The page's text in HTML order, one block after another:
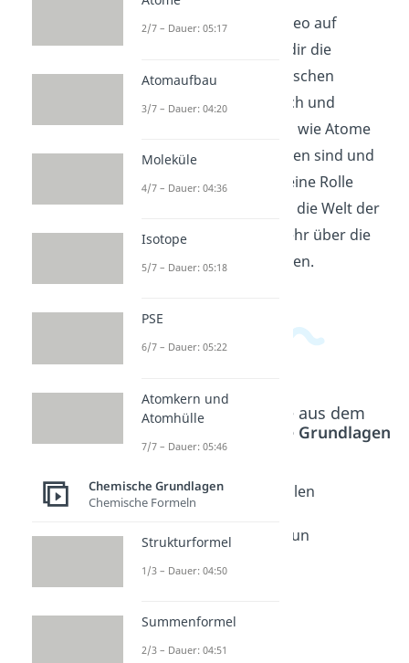
In meinem neuen Video auf
YouTube erkläre ich dir die
verschiedenen chemischen
Bindungsarten einfach und
verständlich. Erfahre, wie Atome
miteinander verbunden sind und
welche Kräfte dabei eine Rolle
spielen. Tauche ein in die Welt der
Chemie und lerne mehr über die
Struktur von Molekülen.
Beliebte Inhalte aus dem
Chemische Grundlagen
Metallbi
ndung
05:14
Ionenbi
05:14
Kovalen
Bindun
2/7 – Dauer: 05:17
Atomaufbau
3/7 – Dauer: 04:20
Moleküle
4/7 – Dauer: 04:36
Isotope
5/7 – Dauer: 05:18
PSE
6/7 – Dauer: 05:22
Atomkern und
Atomhülle
7/7 – Dauer: 05:46
Chemische Grundlagen
Chemische Formeln
Strukturformel
1/3 – Dauer: 04:50
Summenformel
2/3 – Dauer: 04:51